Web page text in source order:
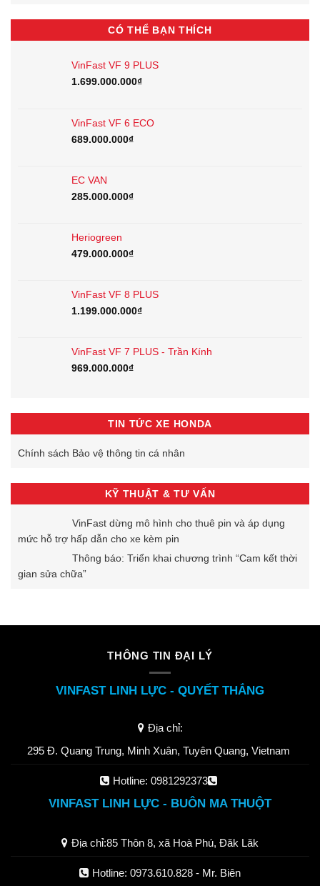
CÓ THỂ BẠN THÍCH
VinFast VF 9 PLUS
1.699.000.000₫
VinFast VF 6 ECO
689.000.000₫
EC VAN
285.000.000₫
Heriogreen
479.000.000₫
VinFast VF 8 PLUS
1.199.000.000₫
VinFast VF 7 PLUS - Trần Kính
969.000.000₫
TIN TỨC XE HONDA
Chính sách Bảo vệ thông tin cá nhân
KỸ THUẬT & TƯ VẤN
VinFast dừng mô hình cho thuê pin và áp dụng
mức hỗ trợ hấp dẫn cho xe kèm pin
Thông báo: Triển khai chương trình “Cam kết thời
gian sửa chữa”
THÔNG TIN ĐẠI LÝ
VINFAST LINH LỰC - QUYẾT THẮNG
Địa chỉ:
295 Đ. Quang Trung, Minh Xuân, Tuyên Quang, Vietnam
Hotline: 0981292373
VINFAST LINH LỰC - BUÔN MA THUỘT
Địa chỉ:85 Thôn 8, xã Hoà Phú, Đăk Lăk
Hotline: 0973.610.828 - Mr. Biên